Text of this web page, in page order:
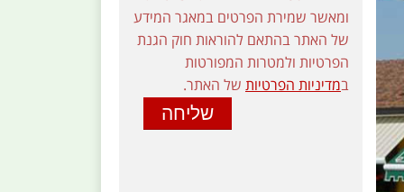
ומאשר שמירת הפרטים במאגר המידע
של האתר בהתאם להוראות חוק הגנת
הפרטיות ולמטרות המפורטות
במדיניות הפרטיות של האתר.